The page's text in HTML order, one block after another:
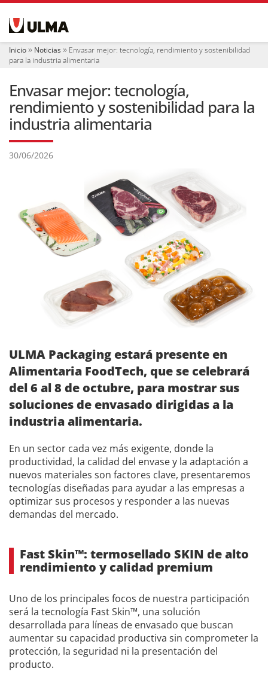
e Inicio Noticias
Envasar mejor: tecnología, rendimiento y sostenibilidad
para la industria alimentaria
Envasar mejor: tecnología,
rendimiento y sostenibilidad para la
industria alimentaria
30/06/2026
ULMA Packaging estará presente en
Alimentaria FoodTech, que se celebrará
del 6 al 8 de octubre, para mostrar sus
soluciones de envasado dirigidas a la
industria alimentaria.
En un sector cada vez más exigente, donde la
productividad, la calidad del envase y la adaptación a
nuevos materiales son factores clave, presentaremos
tecnologías diseñadas para ayudar a las empresas a
optimizar sus procesos y responder a las nuevas
demandas del mercado.
Fast Skin™: termosellado SKIN de alto
rendimiento y calidad premium
Uno de los principales focos de nuestra participación
será la tecnología Fast Skin™, una solución
desarrollada para líneas de envasado que buscan
aumentar su capacidad productiva sin comprometer la
protección, la seguridad ni la presentación del
producto.